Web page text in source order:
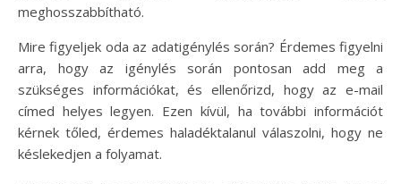
meghosszabbítható.
Mire figyeljek oda az adatigénylés során? Érdemes figyelni
arra, hogy az igénylés során pontosan add meg a
szükséges információkat, és ellenőrizd, hogy az e-mail
címed helyes legyen. Ezen kívül, ha további információt
kérnek tőled, érdemes haladéktalanul válaszolni, hogy ne
késlekedjen a folyamat.